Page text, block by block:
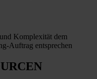
Komplexität dem
Auftrag entsprechen